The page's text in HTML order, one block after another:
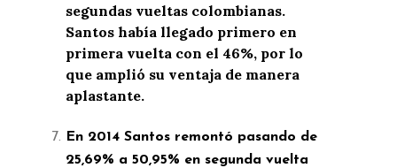
segundas vueltas colombianas.
Santos había llegado primero en
primera vuelta con el 46%, por lo
que amplió su ventaja de manera
aplastante.
En 2014 Santos remontó pasando de
25,69% a 50,95% en segunda vuelta